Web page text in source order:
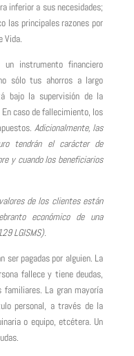
inferior a sus necesidades;
las principales razones por
Vida.
instrumento financiero
sólo tus ahorros a largo
bajo la supervisión de la
caso de fallecimiento, los
Adicionalmente, las
tendrán el carácter de
y cuando los beneficiarios
de los clientes están
económico de una
LGISMS).
ser pagadas por alguien. La
fallece y tiene deudas,
La gran mayoría
personal, a través de la
o equipo, etcétera. Un